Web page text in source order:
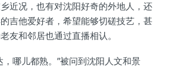
近况，也有对沈阳好奇的外地人，还
吉他爱好者，希望能够切磋技艺，甚
友和邻居也通过直播相认。
，哪儿都熟。”被问到沈阳人文和景